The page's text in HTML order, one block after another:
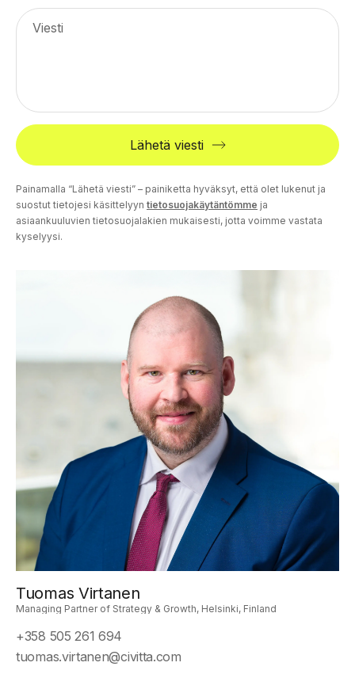
Viesti
Lähetä viesti
Painamalla “Lähetä viesti” – painiketta hyväksyt, että olet lukenut ja
suostut tietojesi käsittelyyn tietosuojakäytäntömme ja
asiaankuuluvien tietosuojalakien mukaisesti, jotta voimme vastata
kyselyysi.
Tuomas Virtanen
Managing Partner of Strategy & Growth, Helsinki, Finland
+358 505 261 694
tuomas.virtanen@civitta.com